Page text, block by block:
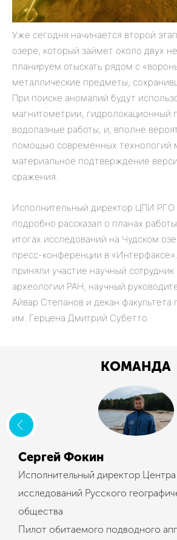
Уже сегодня начинается второй
озере, который займет около двух
планируем отыскать рядом с
металлические предметы,
При поиске аномалий будут
магнитометрии, гидролокационный
водолазные работы, и, вполне
помощью современных технологий
материальное подтверждение
сражения.
Исполнительный директор ЦПИ РГО
подробно рассказал о планах
итогах исследований на Чудском
пресс-конференции в
приняли участие научный сотрудник
археологии РАН, научный
Айвар Степанов и декан факультета
им. Герцена Дмитрий Субетто.
КОМАНДА
Сергей Фокин
Исполнительный директор
исследований Русского
общества
Пилот обитаемого подводного